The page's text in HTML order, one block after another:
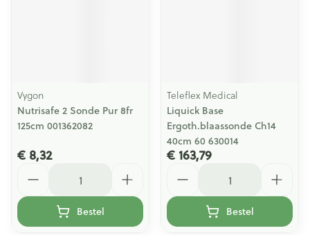
Vygon
Nutrisafe 2 Sonde Pur 8fr
125cm 001362082
€ 8,32
Bestel
Teleflex Medical
Liquick Base
Ergoth.blaassonde Ch14
40cm 60 630014
€ 163,79
Bestel